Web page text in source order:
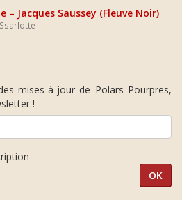
Jacques Saussey (Fleuve Noir)
Ssarlotte
mises-à-jour de Polars Pourpres,
!